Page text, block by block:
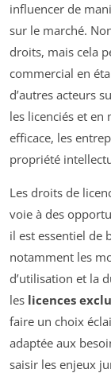
influencer de
sur le marché.
droits, mais cela
commercial en
d’autres acteurs
les licenciés et en
efficace, les
propriété
Les droits de
voie à des
il est essentiel de
notamment les
d’utilisation et la
les licences
faire un choix
adaptée aux
saisir les enjeux